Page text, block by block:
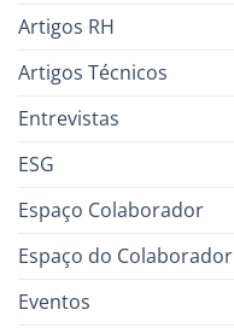
Artigos RH
Artigos Técnicos
Entrevistas
ESG
Espaço Colaborador
Espaço do Colaborador
Eventos